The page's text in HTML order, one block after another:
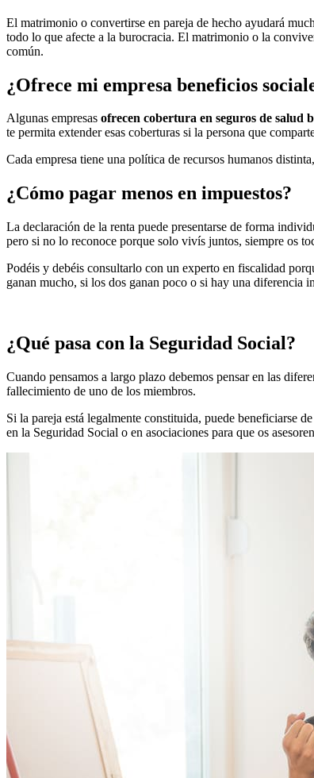
El matrimonio o convertirse en pareja de hecho ayudará
todo lo que afecte a la burocracia. El matrimonio o la
común.
¿Ofrece mi empresa beneficios
Algunas empresas ofrecen cobertura en seguros de salud
te permita extender esas coberturas si la persona que
Cada empresa tiene una política de recursos humanos
¿Cómo pagar menos en impuestos?
La declaración de la renta puede presentarse de forma
pero si no lo reconoce porque solo vivís juntos, siempre os
Podéis y debéis consultarlo con un experto en fiscalidad
ganan mucho, si los dos ganan poco o si hay una diferencia
¿Qué pasa con la Seguridad Social?
Cuando pensamos a largo plazo debemos pensar en las
fallecimiento de uno de los miembros.
Si la pareja está legalmente constituida, puede beneficiarse
en la Seguridad Social o en asociaciones para que os